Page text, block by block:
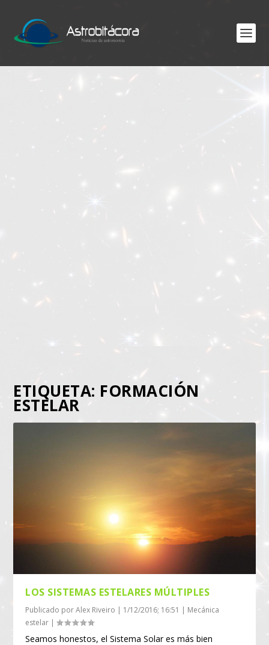
ETIQUETA: FORMACIÓN
ESTELAR
LOS SISTEMAS ESTELARES MÚLTIPLES
Publicado porAlex Riveiro | 1/12/2016; 16:51 | Mecánica
estelar |
Seamos honestos, el Sistema Solar es más bien